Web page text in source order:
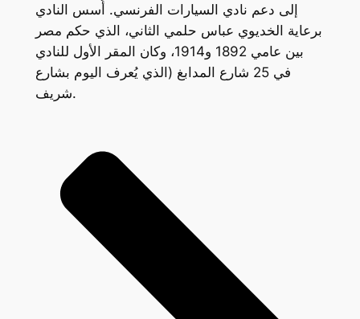
إلى دعم نادي السيارات الفرنسي. أُسس النادي
برعاية الخديوي عباس حلمي الثاني، الذي حكم مصر
بين عامي 1892 و1914، وكان المقر الأول للنادي
في 25 شارع المدابغ (الذي يُعرف اليوم بشارع
شريف.